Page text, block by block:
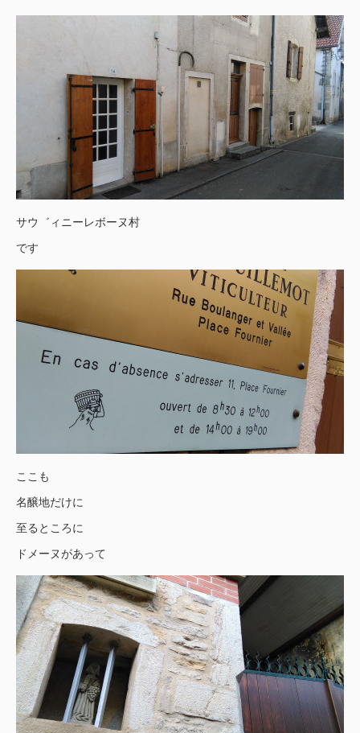
サウ゛ィニーレボーヌ村
です
ここも
名醸地だけに
至るところに
ドメーヌがあって